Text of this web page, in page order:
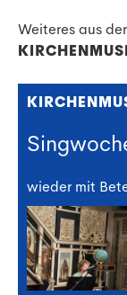
Weiteres aus
wieder mit